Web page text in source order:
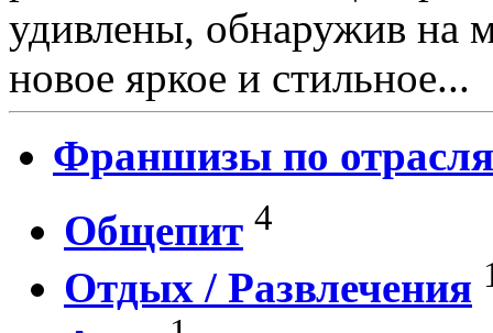
удивлены, обнаружив на
новое яркое и стильное...
Франшизы по
Общепит 4
Отдых / Развлечения